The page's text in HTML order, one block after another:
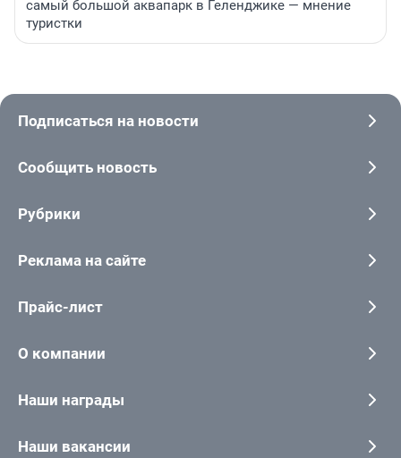
самый большой аквапарк в Геленджике — мнение
туристки
Подписаться на новости
Сообщить новость
Рубрики
Реклама на сайте
Прайс-лист
О компании
Наши награды
Наши вакансии